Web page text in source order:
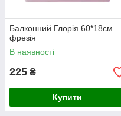
Балконний Глорія 60*18см
фрезія
В наявності
225 ₴
Купити